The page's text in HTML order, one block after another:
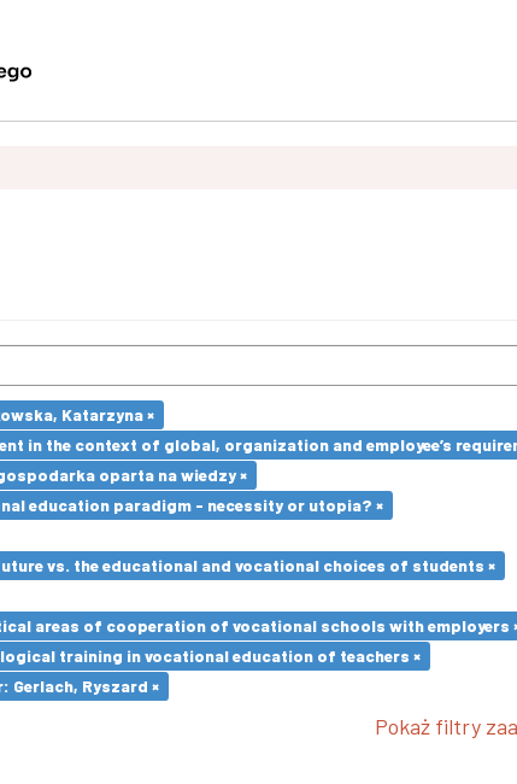
Katarzyna ×
in the context of global, organization and employee’s
oparta na wiedzy ×
education paradigm - necessity or utopia? ×
vs. the educational and vocational choices of students ×
areas of cooperation of vocational schools with employers
training in vocational education of teachers ×
Gerlach, Ryszard ×
Pokaż filtry